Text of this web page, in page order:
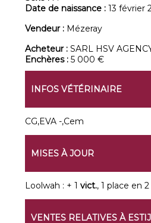
Date de naissance :13 février
Vendeur : Mézeray
Acheteur :SARL HSV
Enchères :5 000 €
INFOS VÉTÉRINAIRE
CG,EVA -,Cem
MISES À JOUR
Loolwah : + 1vict., 1 place en
VENTES RELATIVES À